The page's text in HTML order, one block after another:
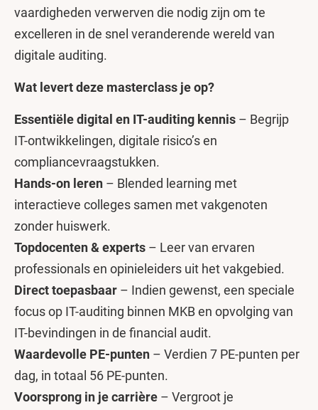
vaardigheden verwerven die nodig zijn om te
excelleren in de snel veranderende wereld van
digitale auditing.
Wat levert deze masterclass je op?
Essentiële digital en IT-auditing kennis – Begrijp
IT-ontwikkelingen, digitale risico’s en
compliancevraagstukken.
Hands-on leren – Blended learning met
interactieve colleges samen met vakgenoten
zonder huiswerk.
Topdocenten & experts – Leer van ervaren
professionals en opinieleiders uit het vakgebied.
Direct toepasbaar – Indien gewenst, een speciale
focus op IT-auditing binnen MKB en opvolging van
IT-bevindingen in de financial audit.
Waardevolle PE-punten – Verdien 7 PE-punten per
dag, in totaal 56 PE-punten.
Voorsprong in je carrière – Vergroot je